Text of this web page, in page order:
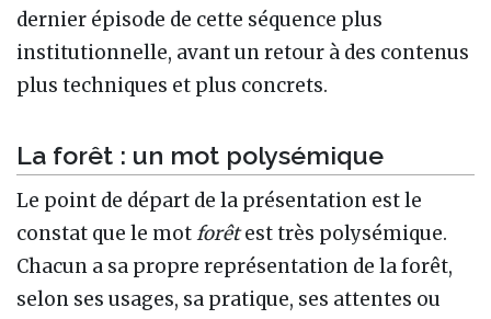
dernier épisode de cette séquence plus
institutionnelle, avant un retour à des contenus
plus techniques et plus concrets.
La forêt : un mot polysémique
Le point de départ de la présentation est le
constat que le motforêtest très polysémique.
Chacun a sa propre représentation de la forêt,
selon ses usages, sa pratique, ses attentes ou